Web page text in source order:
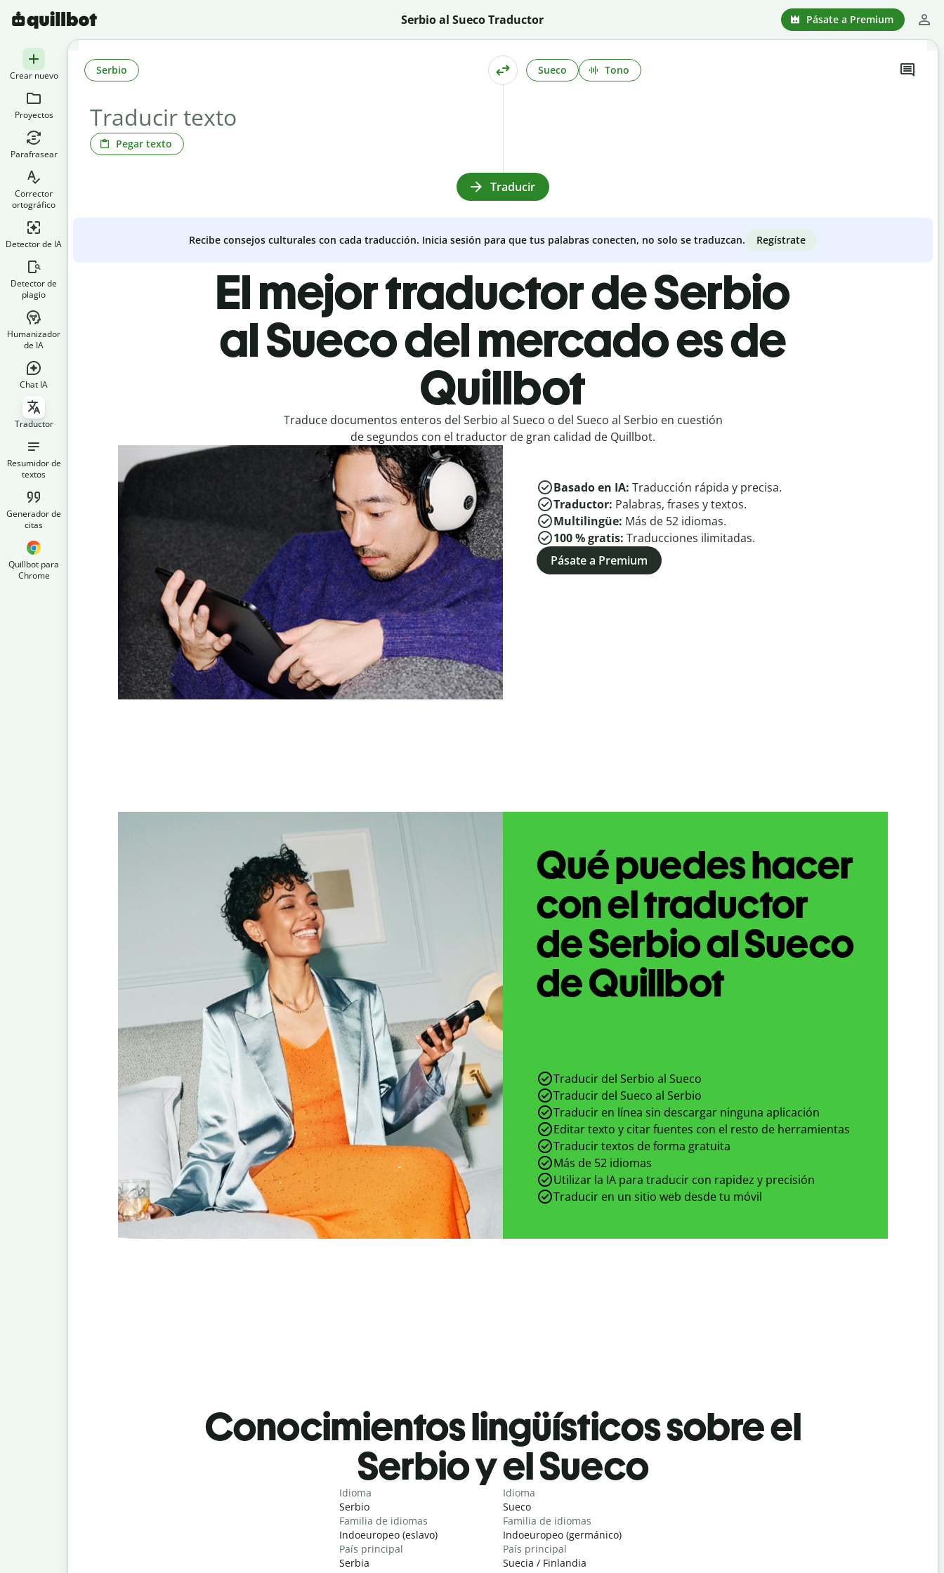
Serbio al Sueco Traductor Pásate a Premium
Crear nuevo
Proyectos
Parafrasear
Corrector
ortográfico
Detector de IA
Detector de
plagio
Humanizador
de IA
Chat IA
Traductor
Resumidor de
textos
Generador de
citas
Quillbot para
Chrome
Pegar texto
Serbio Sueco Tono
Traducir
Recibe consejos culturales con cada traducción. Inicia sesión para que tus palabras conecten, no solo se traduzcan. Regístrate
El mejor traductor de Serbio
al Sueco del mercado es de
Quillbot
Traduce documentos enteros del Serbio al Sueco o del Sueco al Serbio en cuestión
de segundos con el traductor de gran calidad de Quillbot.
Basado en IA: Traducción rápida y precisa.
Traductor: Palabras, frases y textos.
Multilingüe: Más de 52 idiomas.
100 % gratis: Traducciones ilimitadas.
Pásate a Premium
Qué puedes hacer
con el traductor
de Serbio al Sueco
de Quillbot
Traducir del Serbio al Sueco
Traducir del Sueco al Serbio
Traducir en línea sin descargar ninguna aplicación
Editar texto y citar fuentes con el resto de herramientas
Traducir textos de forma gratuita
Más de 52 idiomas
Utilizar la IA para traducir con rapidez y precisión
Traducir en un sitio web desde tu móvil
Conocimientos lingüísticos sobre el
Serbio y el Sueco
Idioma
Serbio
Familia de idiomas
Indoeuropeo (eslavo)
País principal
Serbia
Idioma
Sueco
Familia de idiomas
Indoeuropeo (germánico)
País principal
Suecia / Finlandia